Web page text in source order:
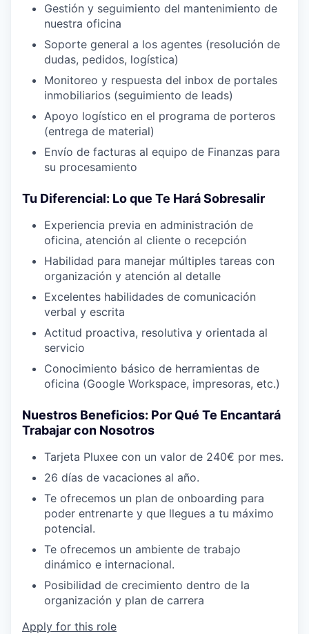
Gestión y seguimiento del mantenimiento de
nuestra oficina
Soporte general a los agentes (resolución de
dudas, pedidos, logística)
Monitoreo y respuesta del inbox de portales
inmobiliarios (seguimiento de leads)
Apoyo logístico en el programa de porteros
(entrega de material)
Envío de facturas al equipo de Finanzas para
su procesamiento
Tu Diferencial: Lo que Te Hará Sobresalir
Experiencia previa en administración de
oficina, atención al cliente o recepción
Habilidad para manejar múltiples tareas con
organización y atención al detalle
Excelentes habilidades de comunicación
verbal y escrita
Actitud proactiva, resolutiva y orientada al
servicio
Conocimiento básico de herramientas de
oficina (Google Workspace, impresoras, etc.)
Nuestros Beneficios: Por Qué Te Encantará
Trabajar con Nosotros
Tarjeta Pluxee con un valor de 240€ por mes.
26 días de vacaciones al año.
Te ofrecemos un plan de onboarding para
poder entrenarte y que llegues a tu máximo
potencial.
Te ofrecemos un ambiente de trabajo
dinámico e internacional.
Posibilidad de crecimiento dentro de la
organización y plan de carrera
Apply for this role